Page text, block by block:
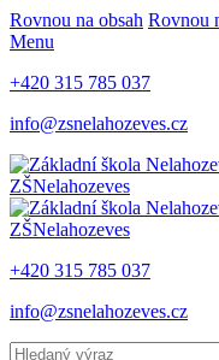
Rovnou na obsah Rovnou
Menu
+420 315 785 037
info@zsnelahozeves.cz
ZŠNelahozeves
ZŠNelahozeves
+420 315 785 037
info@zsnelahozeves.cz